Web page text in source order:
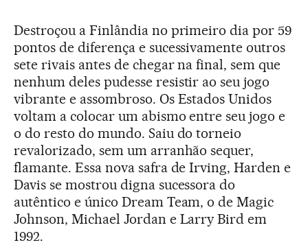
Destroçou a Finlândia no primeiro dia por 59
pontos de diferença e sucessivamente outros
sete rivais antes de chegar na final, sem que
nenhum deles pudesse resistir ao seu jogo
vibrante e assombroso. Os Estados Unidos
voltam a colocar um abismo entre seu jogo e
o do resto do mundo. Saiu do torneio
revalorizado, sem um arranhão sequer,
flamante. Essa nova safra de Irving, Harden e
Davis se mostrou digna sucessora do
autêntico e único Dream Team, o de Magic
Johnson, Michael Jordan e Larry Bird em
1992.